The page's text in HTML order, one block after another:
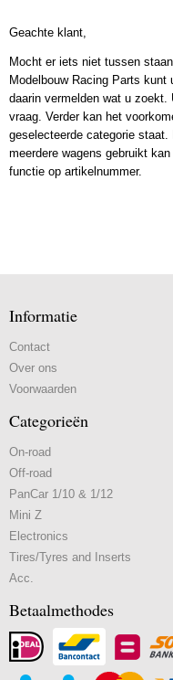
Geachte klant,
Mocht er iets niet tussen
Modelbouw Racing Parts
daarin vermelden wat u zoekt.
vraag. Verder kan het
geselecteerde categorie
meerdere wagens gebruikt
functie op artikelnummer.
Informatie
Contact
Over ons
Voorwaarden
Categorieën
On-road
Off-road
PanCar 1/10 & 1/12
Mini Z
Electronics
Tires/Tyres and Inserts
Acc.
Betaalmethodes